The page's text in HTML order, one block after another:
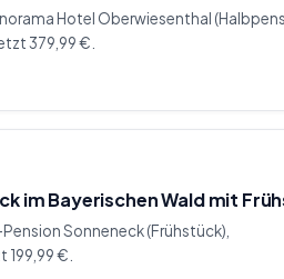
Hotel Oberwiesenthal
379,99 €.
im Bayerischen Wald mit
Sonneneck (Frühstück),
€.